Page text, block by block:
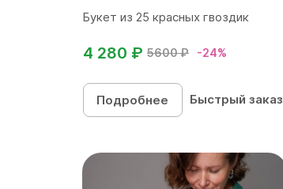
Букет из 25 красных гвоздик
5600 ₽ -24%
4 280 ₽
Подробнее Быстрый заказ